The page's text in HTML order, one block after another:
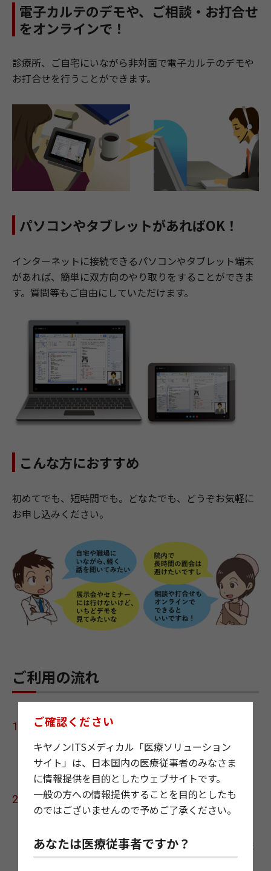
電子カルテのデモや、ご相談・お打合せ
をオンラインで！
診療所、ご自宅にいながら非対面で電子カルテのデモや
お打合せを行うことができます。
パソコンやタブレットがあればOK！
インターネットに接続できるパソコンやタブレット端末
があれば、簡単に双方向のやり取りをすることができま
す。質問等もご自由にしていただけます。
こんな方におすすめ
初めてでも、短時間でも。どなたでも、どうぞお気軽に
お申し込みください。
ご利用の流れ
お申し込み
こちらの【お問い合わせフォーム 】からお申込みく
ださい。
担当よりご返信
翌営業日以降（平日）3営業日以内を目処に担当者
オンラインデモ・打合せ用のURLをお送りいたしま
す。
ご確認ください
キヤノンITSメディカル「医療ソリューション
サイト」は、日本国内の医療従事者のみなさま
に情報提供を目的としたウェブサイトです。
一般の方への情報提供することを目的としたも
のではございませんので予めご了承ください。
あなたは医療従事者ですか？